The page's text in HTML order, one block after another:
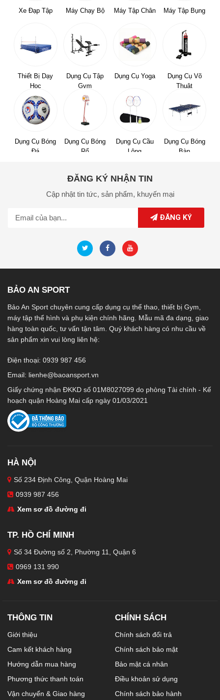
Xe Đạp Tập Máy Chạy Bộ Máy Tập Chân Máy Tập Bụng
Thiết Bị Dạy
Học
Dụng Cụ Tập
Gym
Dụng Cụ Yoga
Dụng Cụ Võ
Thuật
Dụng Cụ Bóng
Đá
Dụng Cụ Bóng
Rổ
Dụng Cụ Cầu
Lông
Dụng Cụ Bóng
Bàn
ĐĂNG KÝ NHẬN TIN
Cập nhật tin tức, sản phẩm, khuyến mại
ĐĂNG KÝ
BẢO AN SPORT
Bảo An Sport chuyên cung cấp dụng cụ thể thao, thiết bị Gym,
máy tập thể hình và phụ kiện chính hãng. Mẫu mã đa dạng, giao
hàng toàn quốc, tư vấn tận tâm. Quý khách hàng có nhu cầu về
sản phẩm xin vui lòng liên hệ:
Điện thoại: 0939 987 456
Email: lienhe@baoansport.vn
Giấy chứng nhận ĐKKD số 01M8027099 do phòng Tài chính - Kế
hoạch quận Hoàng Mai cấp ngày 01/03/2021
HÀ NỘI
Số 234 Định Công, Quận Hoàng Mai
0939 987 456
Xem sơ đồ đường đi
TP. HỒ CHÍ MINH
Số 34 Đường số 2, Phường 11, Quận 6
0969 131 990
Xem sơ đồ đường đi
THÔNG TIN
Giới thiệu
Cam kết khách hàng
Hướng dẫn mua hàng
Phương thức thanh toán
Vận chuyển & Giao hàng
CHÍNH SÁCH
Chính sách đổi trả
Chính sách bảo mật
Bảo mật cá nhân
Điều khoản sử dụng
Chính sách bảo hành